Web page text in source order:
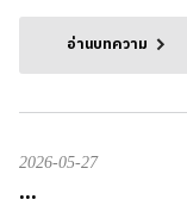
อ่านบทความ
2026-05-27
...